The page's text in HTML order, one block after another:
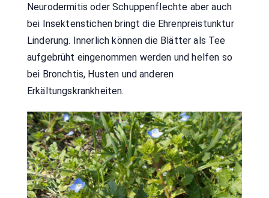
Neurodermitis oder Schuppenflechte aber auch
bei Insektenstichen bringt die Ehrenpreistunktur
Linderung. Innerlich können die Blätter als Tee
aufgebrüht eingenommen werden und helfen so
bei Bronchtis, Husten und anderen
Erkältungskrankheiten.